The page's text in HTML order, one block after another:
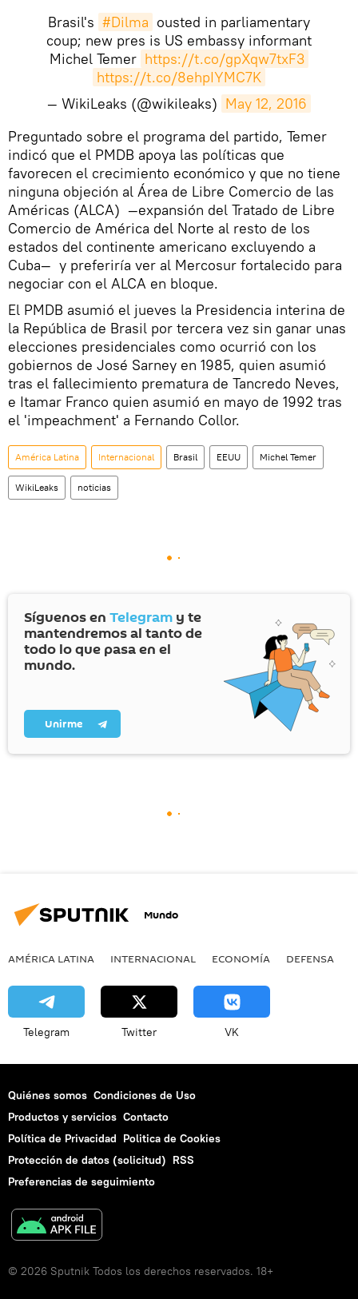
Brasil's #Dilma ousted in parliamentary
coup; new pres is US embassy informant
Michel Temer https://t.co/gpXqw7txF3
https://t.co/8ehpIYMC7K
— WikiLeaks (@wikileaks) May 12, 2016
​Preguntado sobre el programa del partido, Temer
indicó que el PMDB apoya las políticas que
favorecen el crecimiento económico y que no tiene
ninguna objeción al Área de Libre Comercio de las
Américas (ALCA) —expansión del Tratado de Libre
Comercio de América del Norte al resto de los
estados del continente americano excluyendo a
Cuba— y preferiría ver al Mercosur fortalecido para
negociar con el ALCA en bloque.
El PMDB asumió el jueves la Presidencia interina de
la República de Brasil por tercera vez sin ganar unas
elecciones presidenciales como ocurrió con los
gobiernos de José Sarney en 1985, quien asumió
tras el fallecimiento prematura de Tancredo Neves,
e Itamar Franco quien asumió en mayo de 1992 tras
el 'impeachment' a Fernando Collor.
América Latina Internacional Brasil EEUU Michel Temer
WikiLeaks noticias
Síguenos en Telegram y te
mantendremos al tanto de
todo lo que pasa en el
mundo.
Unirme
Mundo
AMÉRICA LATINA INTERNACIONAL ECONOMÍA DEFENSA
Telegram Twitter VK
Quiénes somos Condiciones de Uso
Productos y servicios Contacto
Política de Privacidad Politica de Cookies
Protección de datos (solicitud) RSS
Preferencias de seguimiento
© 2026 Sputnik Todos los derechos reservados. 18+